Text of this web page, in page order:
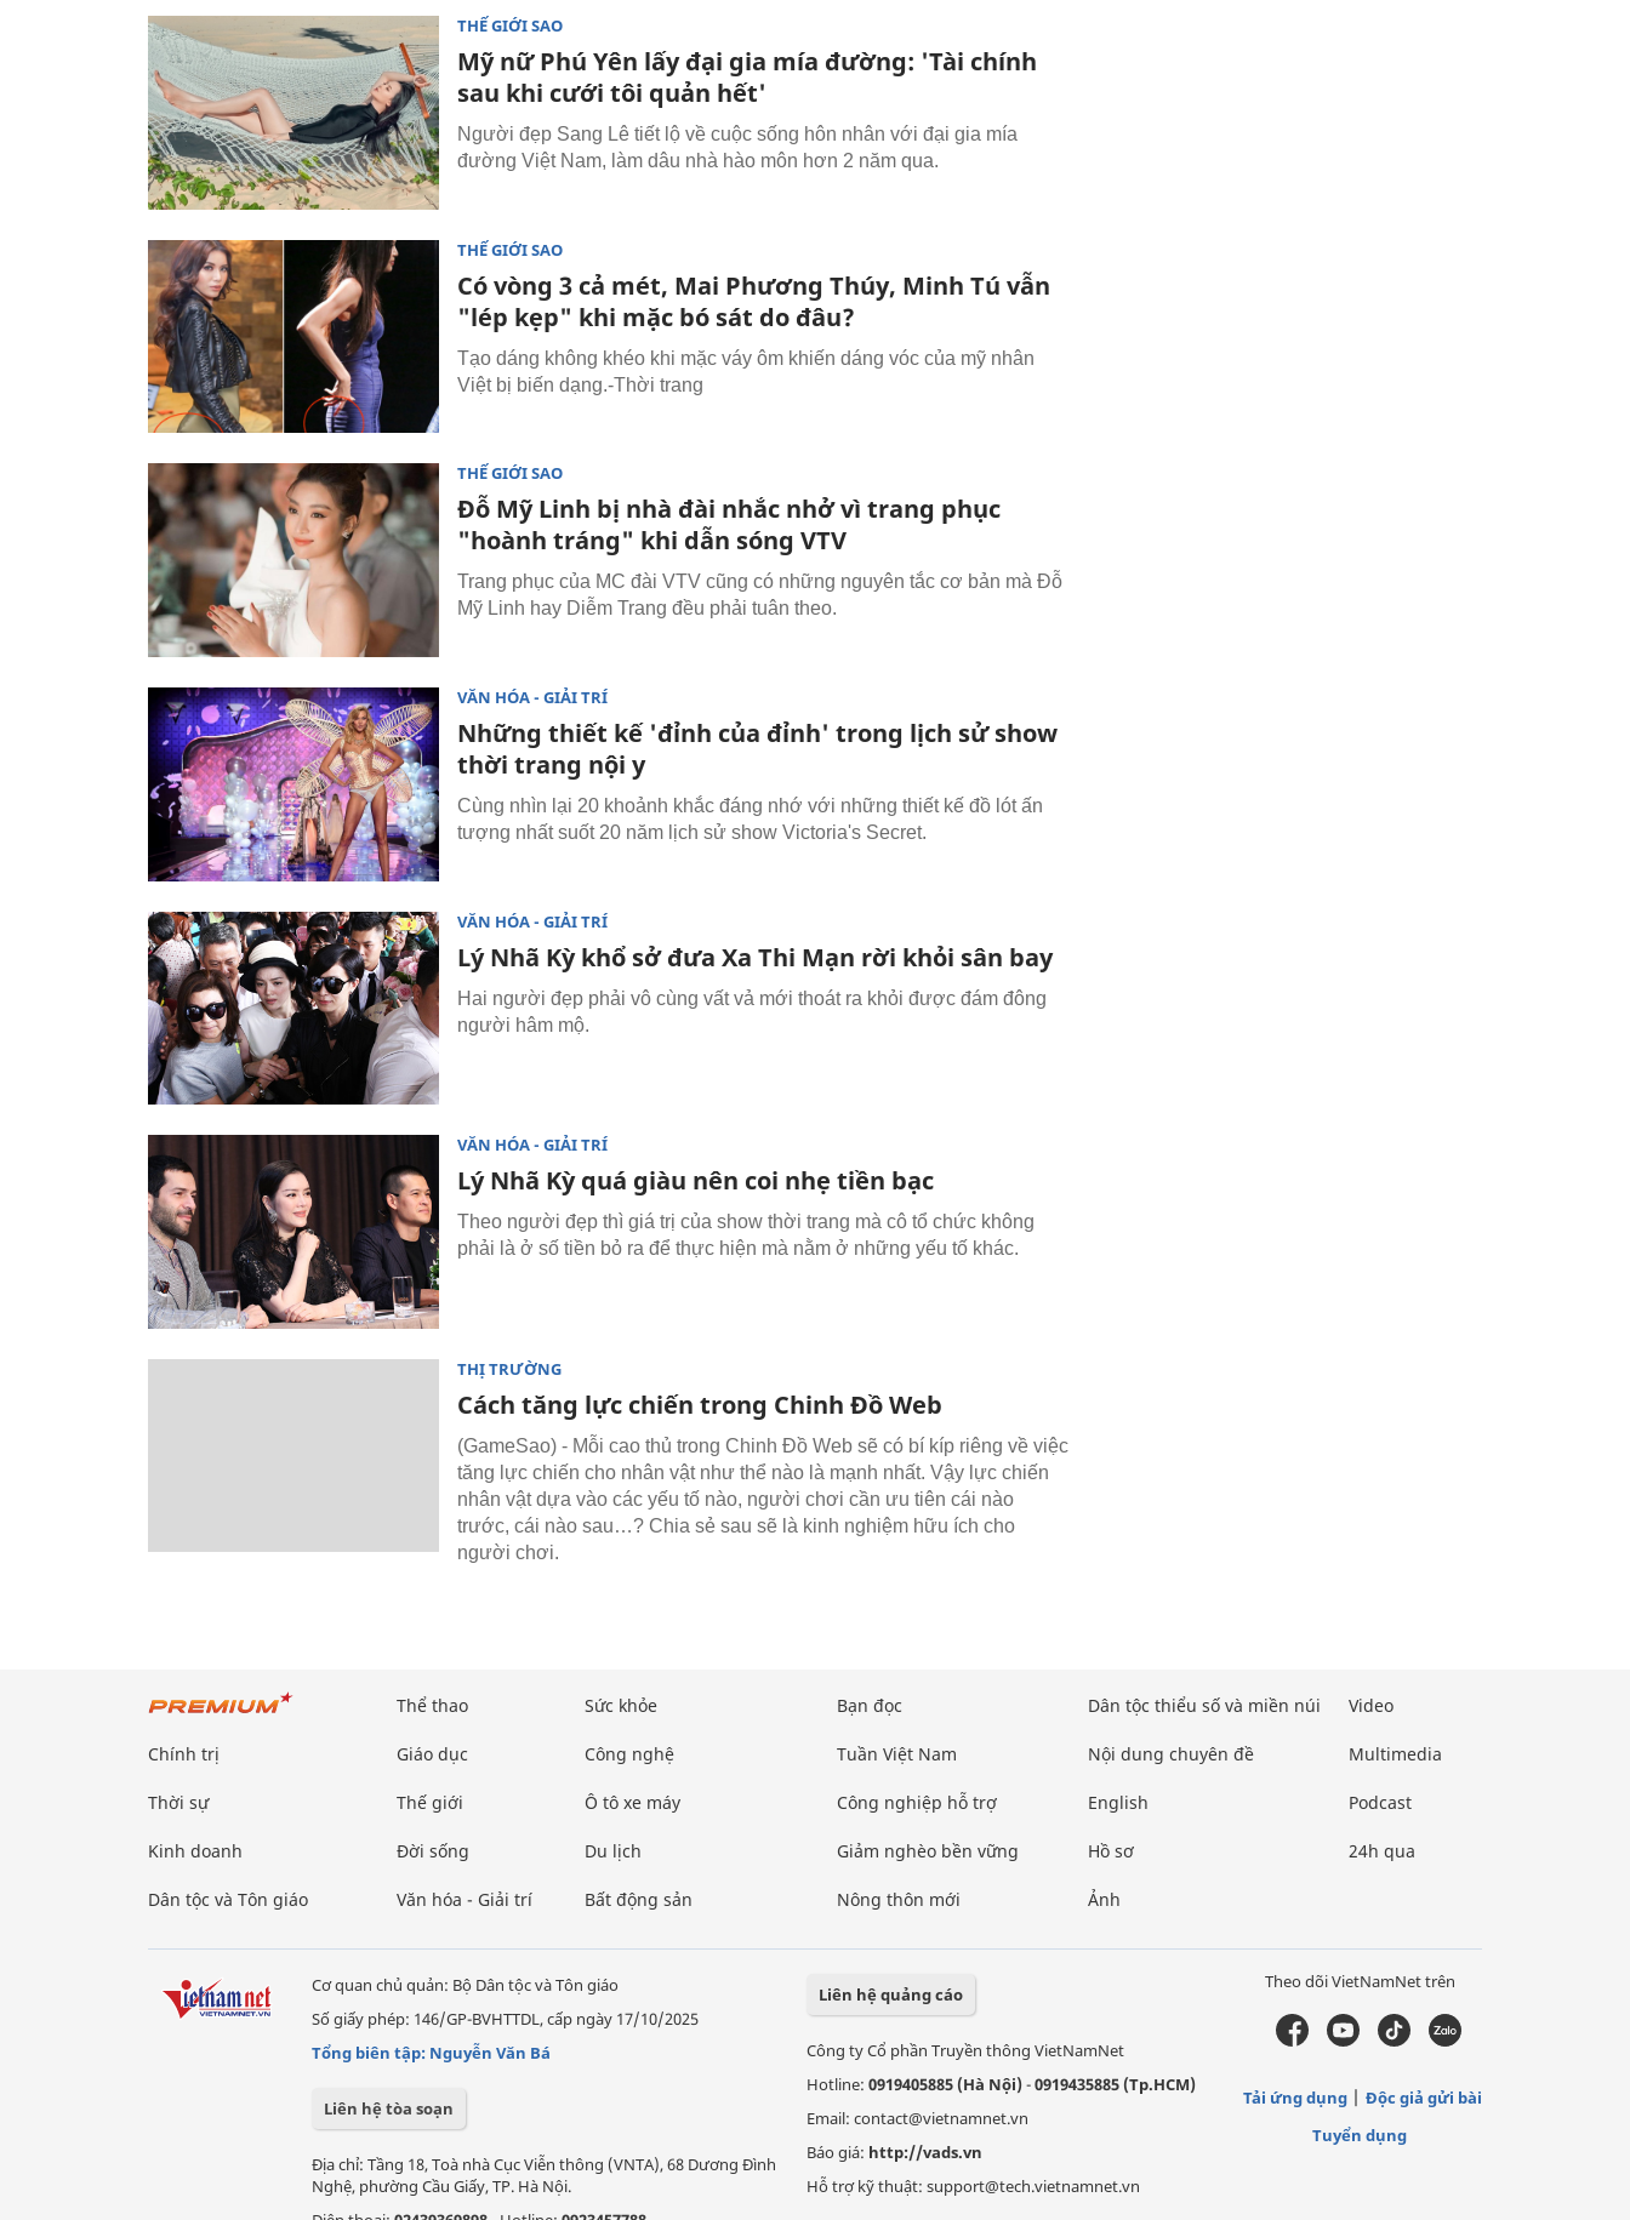
THẾ GIỚI SAO
Mỹ nữ Phú Yên lấy đại gia mía đường: 'Tài chính
sau khi cưới tôi quản hết'
Người đẹp Sang Lê tiết lộ về cuộc sống hôn nhân với đại gia mía
đường Việt Nam, làm dâu nhà hào môn hơn 2 năm qua.
THẾ GIỚI SAO
Có vòng 3 cả mét, Mai Phương Thúy, Minh Tú vẫn
"lép kẹp" khi mặc bó sát do đâu?
Tạo dáng không khéo khi mặc váy ôm khiến dáng vóc của mỹ nhân
Việt bị biến dạng.-Thời trang
THẾ GIỚI SAO
Đỗ Mỹ Linh bị nhà đài nhắc nhở vì trang phục
"hoành tráng" khi dẫn sóng VTV
Trang phục của MC đài VTV cũng có những nguyên tắc cơ bản mà Đỗ
Mỹ Linh hay Diễm Trang đều phải tuân theo.
VĂN HÓA - GIẢI TRÍ
Những thiết kế 'đỉnh của đỉnh' trong lịch sử show
thời trang nội y
Cùng nhìn lại 20 khoảnh khắc đáng nhớ với những thiết kế đồ lót ấn
tượng nhất suốt 20 năm lịch sử show Victoria's Secret.
VĂN HÓA - GIẢI TRÍ
Lý Nhã Kỳ khổ sở đưa Xa Thi Mạn rời khỏi sân bay
Hai người đẹp phải vô cùng vất vả mới thoát ra khỏi được đám đông
người hâm mộ.
VĂN HÓA - GIẢI TRÍ
Lý Nhã Kỳ quá giàu nên coi nhẹ tiền bạc
Theo người đẹp thì giá trị của show thời trang mà cô tổ chức không
phải là ở số tiền bỏ ra để thực hiện mà nằm ở những yếu tố khác.
THỊ TRƯỜNG
Cách tăng lực chiến trong Chinh Đồ Web
(GameSao) - Mỗi cao thủ trong Chinh Đồ Web sẽ có bí kíp riêng về việc
tăng lực chiến cho nhân vật như thể nào là mạnh nhất. Vậy lực chiến
nhân vật dựa vào các yếu tố nào, người chơi cần ưu tiên cái nào
trước, cái nào sau…? Chia sẻ sau sẽ là kinh nghiệm hữu ích cho
người chơi.
Chính trị
Thời sự
Kinh doanh
Dân tộc và Tôn giáo
Thể thao
Giáo dục
Thế giới
Đời sống
Văn hóa - Giải trí
Sức khỏe
Công nghệ
Ô tô xe máy
Du lịch
Bất động sản
Bạn đọc
Tuần Việt Nam
Công nghiệp hỗ trợ
Giảm nghèo bền vững
Nông thôn mới
Dân tộc thiểu số và miền núi
Nội dung chuyên đề
English
Hồ sơ
Ảnh
Video
Multimedia
Podcast
24h qua
Cơ quan chủ quản: Bộ Dân tộc và Tôn giáo
Số giấy phép: 146/GP-BVHTTDL, cấp ngày 17/10/2025
Tổng biên tập: Nguyễn Văn Bá
Liên hệ tòa soạn
Địa chỉ: Tầng 18, Toà nhà Cục Viễn thông (VNTA), 68 Dương Đình
Nghệ, phường Cầu Giấy, TP. Hà Nội.
Liên hệ quảng cáo
Công ty Cổ phần Truyền thông VietNamNet
Hotline: 0919405885 (Hà Nội)-0919435885 (Tp.HCM)
Email: contact@vietnamnet.vn
Báo giá: http://vads.vn
Hỗ trợ kỹ thuật: support@tech.vietnamnet.vn
Theo dõi VietNamNet trên
Tải ứng dụng
Độc giả gửi bài
Tuyển dụng